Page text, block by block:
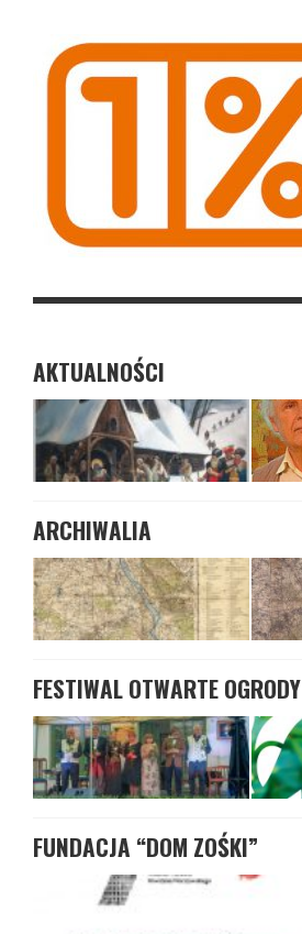
AKTUALNOŚCI
ARCHIWALIA
FESTIWAL OTWARTE OGRODY
FUNDACJA “DOM ZOŚKI”